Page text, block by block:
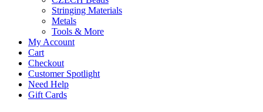
Stringing Materials
Metals
Tools & More
My Account
Cart
Checkout
Customer Spotlight
Need Help
Gift Cards